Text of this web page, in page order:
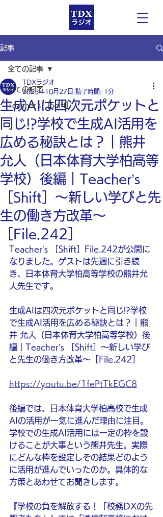
記事
全ての記事
Teacher’s ［Shift］
全ての記事
生成AIは四次元ポケットと
同じ!?学校で生成AI活用を
広める秘訣とは？｜熊井
允人（日本体育大学柏高等
学校）後編｜Teacher’s
［Shift］〜新しい学びと先
生の働き方改革〜
［File.242］
TDXラジオ
2025年10月27日 読了時間: 1分
Teacher’s ［Shift］File.242が公開に
なりました。ゲストは先週に引き続
き、日本体育大学柏高等学校の熊井允
人先生です。
生成AIは四次元ポケットと同じ!?学校
で生成AI活用を広める秘訣とは？｜熊
井 允人（日本体育大学柏高等学校）後
編｜Teacher’s ［Shift］〜新しい学び
と先生の働き方改革〜［File.242］
https://youtu.be/1fePtTkEGC8
後編では、日本体育大学柏高校で生成
AIの活用が一気に進んだ理由に注目。
学校での生成AI活用には一定の枠を設
けることが大事という熊井先生。実際
にどんな枠を設定しその結果どのよう
に活用が進んでいったのか。具体的な
方策とあわせてお聞きします。
『学校の負を解放する！「校務DXの先